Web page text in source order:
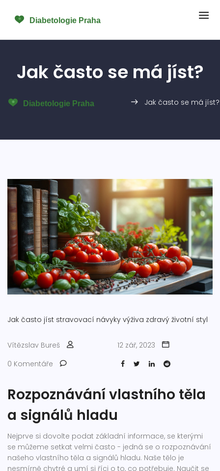
Jak často se má jíst?
Jak často se má jíst?
Jak často jíst stravovací návyky výživa zdravý životní styl
Vítězslav Bureš
12 zář, 2023
0 Komentáře
Rozpoznávání vlastního těla
a signálů hladu
Nejprve si dovolte podat základní informace, se kterými
se můžeme setkat velmi často - jedná se o rozpoznávání
našeho vlastního těla a signálů hladu. Naše tělo je
nesmírně chytré a umí si říci o to, co potřebuje. Naučit se